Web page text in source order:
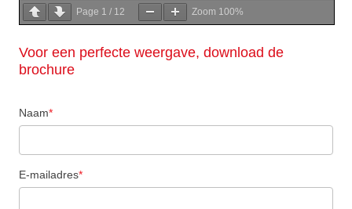
Page 1 / 12 Zoom 100%
Voor een perfecte weergave, download de
brochure
Naam*
E-mailadres*